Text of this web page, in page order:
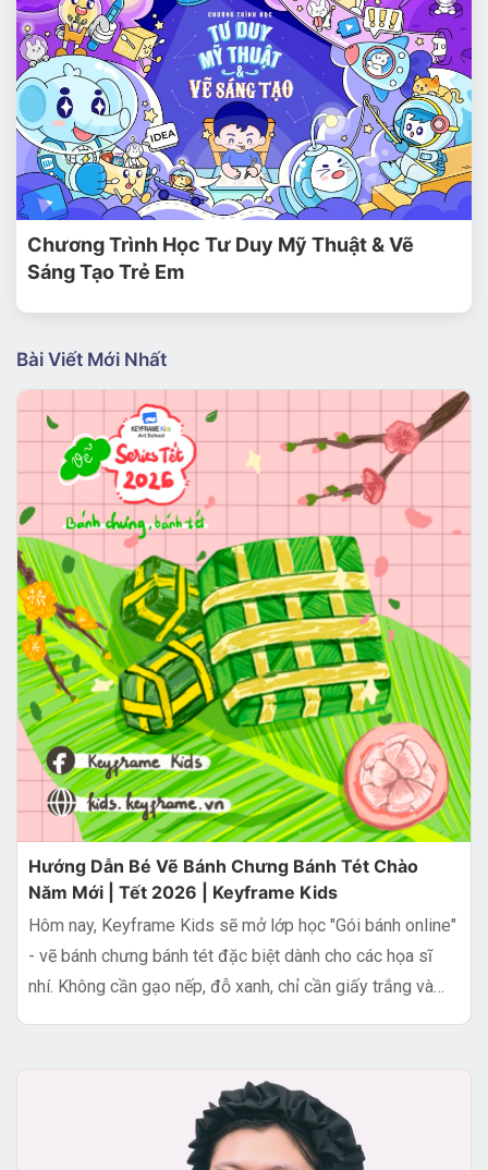
Chương Trình Học Tư Duy Mỹ Thuật & Vẽ
Sáng Tạo Trẻ Em
Bài Viết Mới Nhất
Hướng Dẫn Bé Vẽ Bánh Chưng Bánh Tét Chào
Năm Mới | Tết 2026 | Keyframe Kids
Hôm nay, Keyframe Kids sẽ mở lớp học "Gói bánh online"
- vẽ bánh chưng bánh tét đặc biệt dành cho các họa sĩ
nhí. Không cần gạo nếp, đỗ xanh, chỉ cần giấy trắng và